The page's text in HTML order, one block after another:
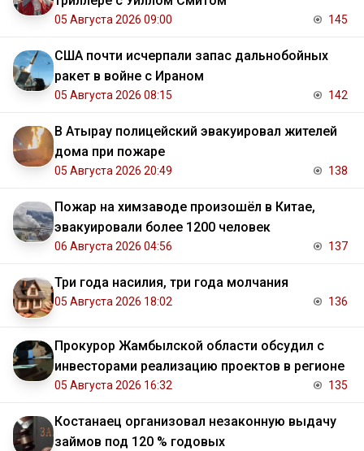
05 Августа 2026 09:00 145
США почти исчерпали запас дальнобойных
ракет в войне с Ираном
05 Августа 2026 08:15 142
В Атырау полицейский эвакуировал жителей
дома при пожаре
05 Августа 2026 20:49 138
Пожар на химзаводе произошёл в Китае,
эвакуировали более 1200 человек
06 Августа 2026 04:56 137
Три года насилия, три года молчания
05 Августа 2026 18:02 136
Прокурор Жамбылской области обсудил с
инвесторами реализацию проектов в регионе
05 Августа 2026 16:32 135
Костанаец организовал незаконную выдачу
займов под 120 % годовых